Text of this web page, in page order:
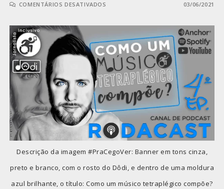
COMENTÁRIOS DESATIVADOS 03/06/2021
Descrição da imagem #PraCegoVer: Banner em tons cinza,
preto e branco, com o rosto do Dôdi, e dentro de uma moldura
azul brilhante, o título: Como um músico tetraplégico compõe?